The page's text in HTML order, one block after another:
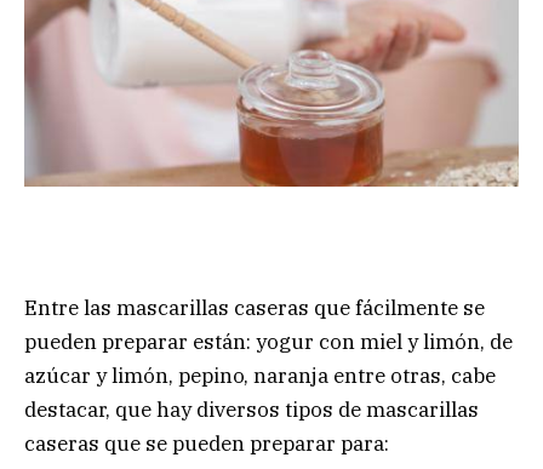
Entre las mascarillas caseras que fácilmente se
pueden preparar están: yogur con miel y limón, de
azúcar y limón, pepino, naranja entre otras, cabe
destacar, que hay diversos tipos de mascarillas
caseras que se pueden preparar para: